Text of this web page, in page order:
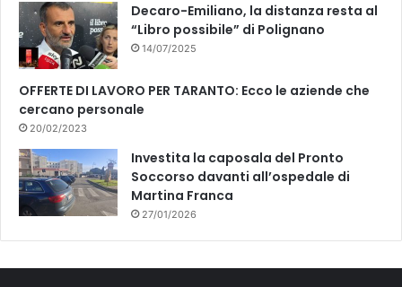
Decaro-Emiliano, la distanza resta al
“Libro possibile” di Polignano
14/07/2025
OFFERTE DI LAVORO PER TARANTO: Ecco le aziende che
cercano personale
20/02/2023
Investita la caposala del Pronto
Soccorso davanti all’ospedale di
Martina Franca
27/01/2026